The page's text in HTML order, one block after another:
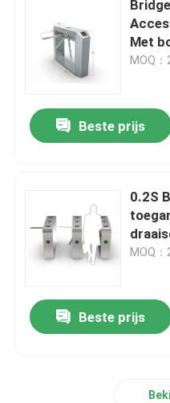
ESD-
voetbarrièrepoort
Taille Hoge Turnstile
Roestvrij staalturnstile
Slimme
Met
MOQ
Beste prijs
0.2S
MOQ
Beste prijs